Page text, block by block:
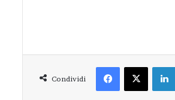
Condividi
Facebook
X